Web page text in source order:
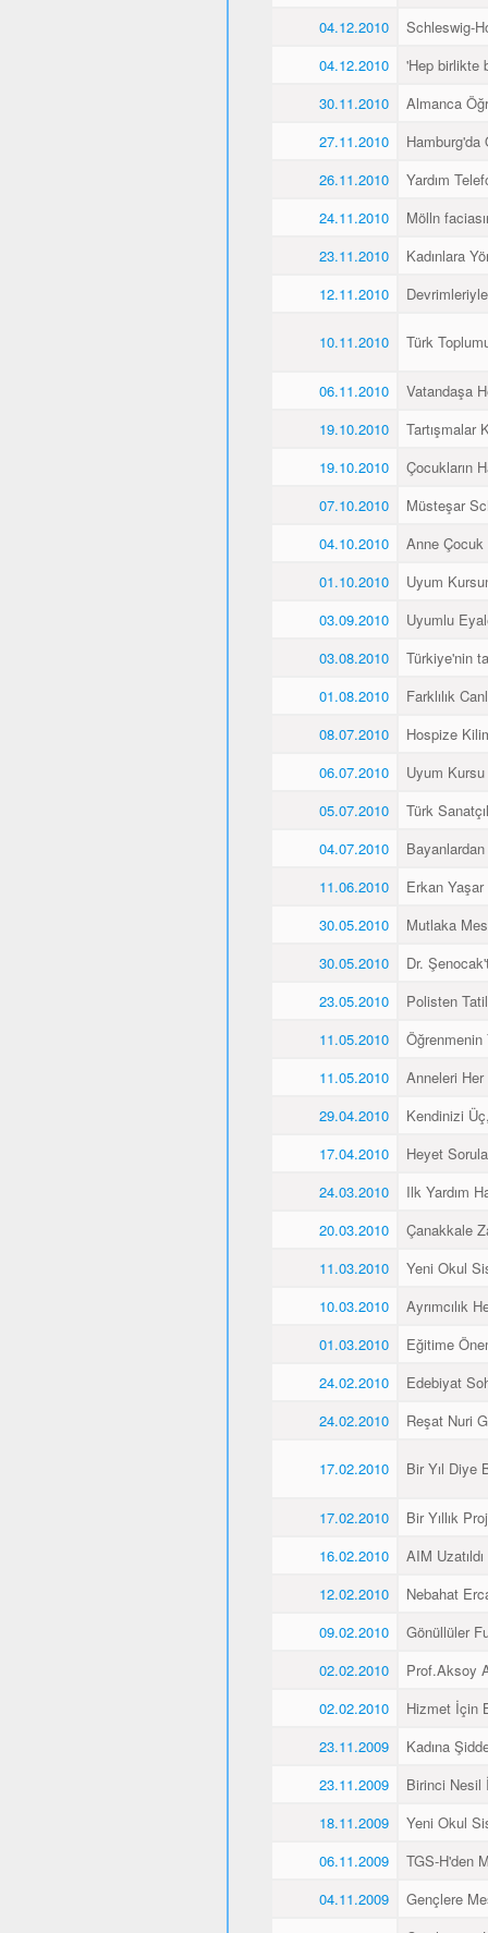
04.12.2010
Schleswig-
04.12.2010
'Hep birlikte
30.11.2010
Almanca
27.11.2010
Hamburg'da
26.11.2010
Yardım
24.11.2010
Mölln
23.11.2010
Kadınlara
12.11.2010
10.11.2010 Türk
06.11.2010
Vatandaşa
19.10.2010
Tartışmalar
19.10.2010
Çocukların
07.10.2010
Müsteşar
04.10.2010
Anne
01.10.2010
Uyum
03.09.2010
Uyumlu
03.08.2010
Türkiye'nin
01.08.2010
Farklılık
08.07.2010
Hospize
06.07.2010
Uyum
05.07.2010
Türk
04.07.2010
11.06.2010
Erkan Yaşar
30.05.2010
Mutlaka
30.05.2010
Dr.
23.05.2010
Polisten
11.05.2010
Öğrenmenin
11.05.2010
Anneleri Her
29.04.2010
Kendinizi
17.04.2010
Heyet
24.03.2010
Ilk Yardım
20.03.2010
Çanakkale
11.03.2010
Yeni Okul
10.03.2010
Ayrımcılık
01.03.2010
Eğitime
24.02.2010
Edebiyat
24.02.2010
Reşat Nuri
17.02.2010 Bir Yıl Diye
17.02.2010
Bir Yıllık
16.02.2010
AIM Uzatıldı
12.02.2010
Nebahat
09.02.2010
Gönüllüler
02.02.2010
Prof.Aksoy
02.02.2010
Hizmet İçin
23.11.2009
Kadına
23.11.2009
Birinci Nesil
18.11.2009
Yeni Okul
06.11.2009
TGS-H'den
04.11.2009
Gençlere